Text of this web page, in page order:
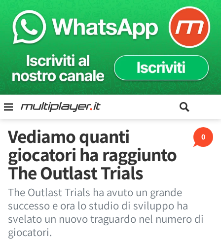
0
Vediamo quanti
giocatori ha raggiunto
The Outlast Trials
The Outlast Trials ha avuto un grande
successo e ora lo studio di sviluppo ha
svelato un nuovo traguardo nel numero di
giocatori.